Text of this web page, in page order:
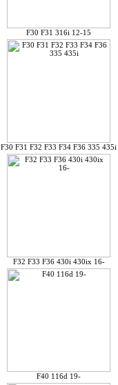
F30 F31 316i 12-15
F30 F31 F32 F33 F34 F36 335 435i
F32 F33 F36 430i 430ix 16-
F40 116d 19-